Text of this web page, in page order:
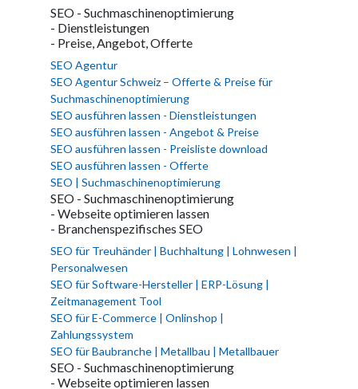
SEO - Suchmaschinenoptimierung
- Dienstleistungen
- Preise, Angebot, Offerte
SEO Agentur
SEO Agentur Schweiz – Offerte & Preise für
Suchmaschinenoptimierung
SEO ausführen lassen - Dienstleistungen
SEO ausführen lassen - Angebot & Preise
SEO ausführen lassen - Preisliste download
SEO ausführen lassen - Offerte
SEO | Suchmaschinenoptimierung
SEO - Suchmaschinenoptimierung
- Webseite optimieren lassen
- Branchenspezifisches SEO
SEO für Treuhänder | Buchhaltung | Lohnwesen |
Personalwesen
SEO für Software-Hersteller | ERP-Lösung |
Zeitmanagement Tool
SEO für E-Commerce | Onlinshop |
Zahlungssystem
SEO für Baubranche | Metallbau | Metallbauer
SEO - Suchmaschinenoptimierung
- Webseite optimieren lassen